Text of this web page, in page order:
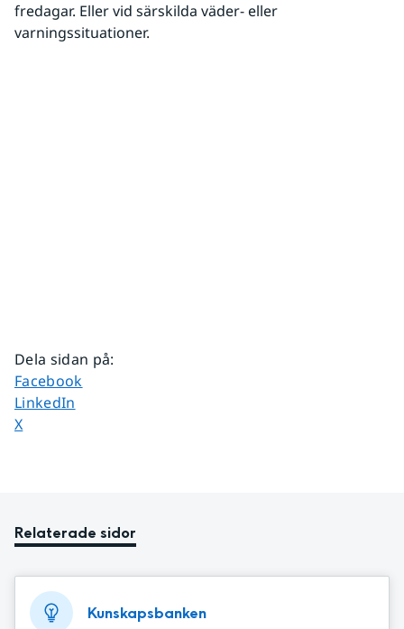
fredagar. Eller vid särskilda väder- eller
varningssituationer.
Dela sidan på:
Dela sidan på
Facebook
Dela sidan på
LinkedIn
Dela sidan på
X
Relaterade sidor
Kunskapsbanken